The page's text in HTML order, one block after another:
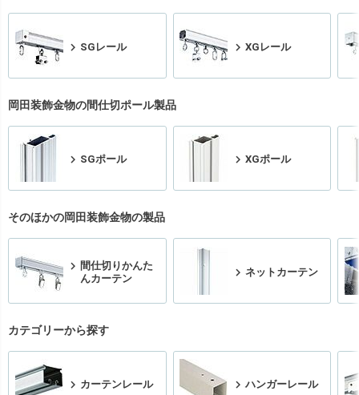
SGレール XGレール
岡田装飾金物の間仕切ポール製品
SGポール XGポール
そのほかの岡田装飾金物の製品
間仕切りかんた
んカーテン
ネットカーテン
カテゴリーから探す
カーテンレール ハンガーレール